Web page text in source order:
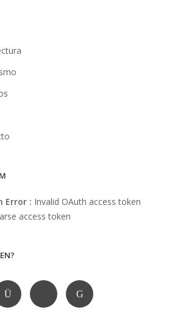
Error : Invalid OAuth access token
access token